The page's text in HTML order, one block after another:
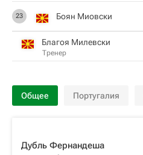
23 Боян Миовски
Благоя Милевски
Тренер
Общее Португалия
Дубль Фернандеша